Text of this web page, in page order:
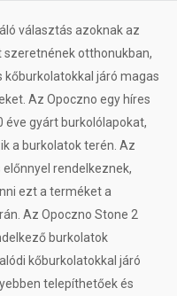
választás azoknak az
szeretnének otthonukban,
járó magas
Az Opoczno egy híres
éve gyárt burkolólapokat,
a burkolatok terén. Az
rendelkeznek,
ezt a terméket a
Az Opoczno Stone 2
burkolatok
kőburkolatokkal járó
telepíthetőek és